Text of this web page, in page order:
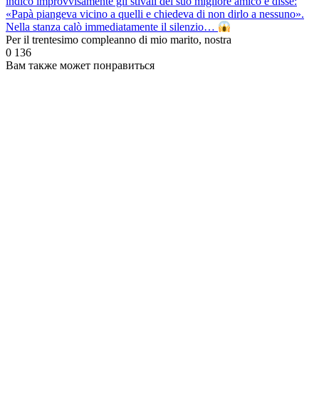
«Papà piangeva vicino a quelli e chiedeva di non dirlo a nessuno».
Nella stanza calò immediatamente il silenzio…
Per il trentesimo compleanno di mio marito, nostra
0 136
Вам также может понравиться